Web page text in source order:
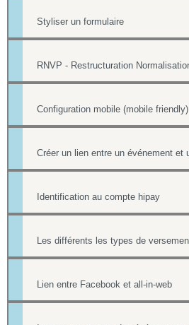
Styliser un formulaire
Configuration mobile (mobile friendly)
Identification au compte hipay
Lien entre Facebook et all-in-web